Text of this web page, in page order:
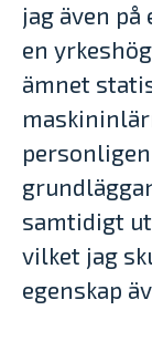
jag även
en
ämnet
samtidigt
vilket jag
egenskap